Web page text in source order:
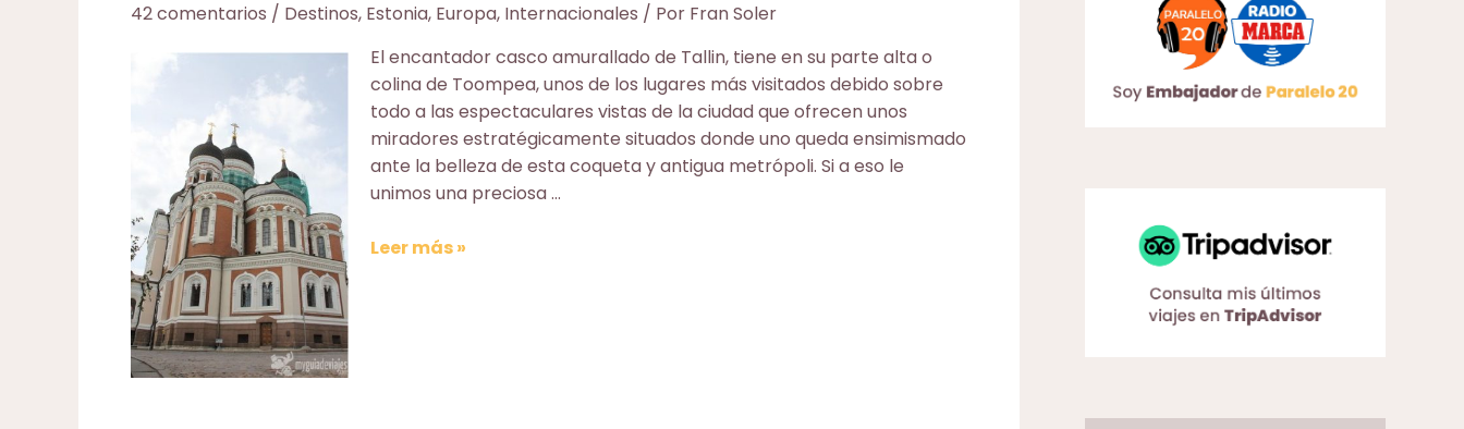
42 comentarios / Destinos, Estonia, Europa, Internacionales / Por Fran Soler
El encantador casco amurallado de Tallin, tiene en su parte alta o
colina de Toompea, unos de los lugares más visitados debido sobre
todo a las espectaculares vistas de la ciudad que ofrecen unos
miradores estratégicamente situados donde uno queda ensimismado
ante la belleza de esta coqueta y antigua metrópoli. Si a eso le
unimos una preciosa …
Viaje
Leer más »